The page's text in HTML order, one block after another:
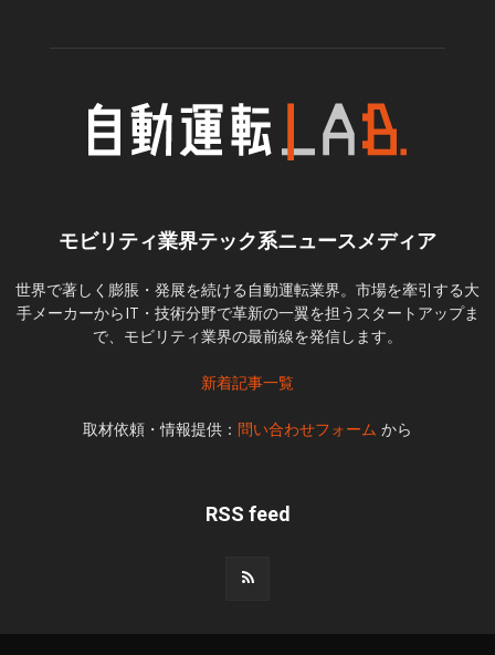
モビリティ業界テック系ニュースメディア
世界で著しく膨脹・発展を続ける自動運転業界。市場を牽引する大
手メーカーからIT・技術分野で革新の一翼を担うスタートアップま
で、モビリティ業界の最前線を発信します。
新着記事一覧
取材依頼・情報提供： 問い合わせフォーム から
RSS feed